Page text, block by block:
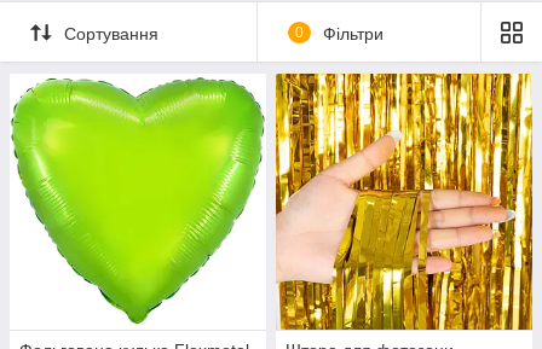
Сортування 0 Фільтри